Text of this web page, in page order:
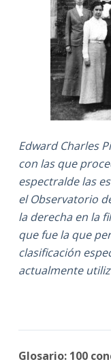
Edward Charles
con las que
espectralde las
el Observatorio
la derecha en la
que fue la que
clasificación
actualmente
Glosario: 100